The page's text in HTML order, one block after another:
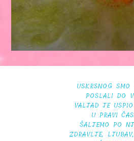
USKRSNOG SMO
POSLALI DO
VALJAD JE
U PRAVI
ŠALJEMO PO
ZDRAVLJE,